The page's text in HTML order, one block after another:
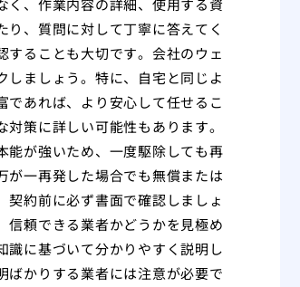
く、作業内容の詳細、使用する資
、質問に対して丁寧に答えてく
ることも大切です。会社のウェ
しましょう。特に、自宅と同じよ
であれば、より安心して任せるこ
策に詳しい可能性もあります。
能が強いため、一度駆除しても再
が一再発した場合でも無償または
約前に必ず書面で確認しましょ
信頼できる業者かどうかを見極め
識に基づいて分かりやすく説明し
ばかりする業者には注意が必要で